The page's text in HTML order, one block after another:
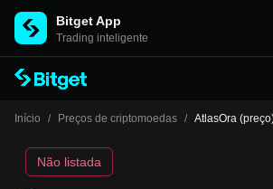
Bitget App
Trading inteligente
Início / Preços de criptomoedas / AtlasOra
Não listada